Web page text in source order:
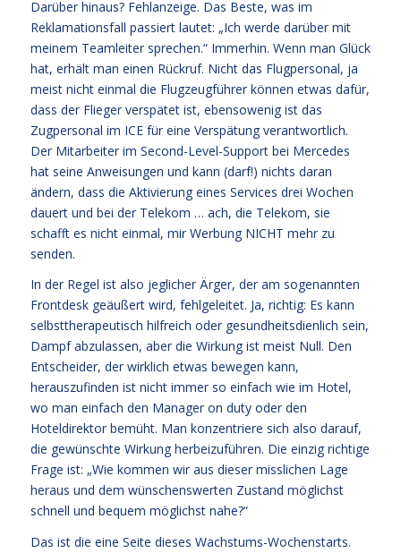
Darüber hinaus? Fehlanzeige. Das Beste, was im
Reklamationsfall passiert lautet: „Ich werde darüber mit
meinem Teamleiter sprechen.“ Immerhin. Wenn man Glück
hat, erhält man einen Rückruf. Nicht das Flugpersonal, ja
meist nicht einmal die Flugzeugführer können etwas dafür,
dass der Flieger verspätet ist, ebensowenig ist das
Zugpersonal im ICE für eine Verspätung verantwortlich.
Der Mitarbeiter im Second-Level-Support bei Mercedes
hat seine Anweisungen und kann (darf!) nichts daran
ändern, dass die Aktivierung eines Services drei Wochen
dauert und bei der Telekom … ach, die Telekom, sie
schafft es nicht einmal, mir Werbung NICHT mehr zu
senden.
In der Regel ist also jeglicher Ärger, der am sogenannten
Frontdesk geäußert wird, fehlgeleitet. Ja, richtig: Es kann
selbsttherapeutisch hilfreich oder gesundheitsdienlich sein,
Dampf abzulassen, aber die Wirkung ist meist Null. Den
Entscheider, der wirklich etwas bewegen kann,
herauszufinden ist nicht immer so einfach wie im Hotel,
wo man einfach den Manager on duty oder den
Hoteldirektor bemüht. Man konzentriere sich also darauf,
die gewünschte Wirkung herbeizuführen. Die einzig richtige
Frage ist: „Wie kommen wir aus dieser misslichen Lage
heraus und dem wünschenswerten Zustand möglichst
schnell und bequem möglichst nahe?“
Das ist die eine Seite dieses Wachstums-Wochenstarts.